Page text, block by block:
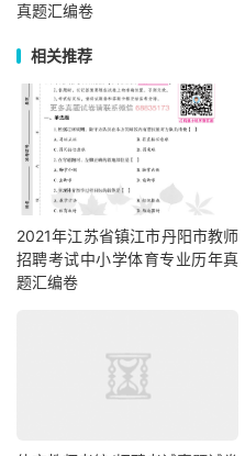
真题汇编卷
相关推荐
2021年江苏省镇江市丹阳市教师
招聘考试中小学体育专业历年真
题汇编卷